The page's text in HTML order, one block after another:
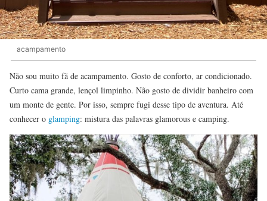
acampamento
Não sou muito fã de acampamento. Gosto de conforto, ar condicionado.
Curto cama grande, lençol limpinho. Não gosto de dividir banheiro com
um monte de gente. Por isso, sempre fugi desse tipo de aventura. Até
conhecer o glamping: mistura das palavras glamorous e camping.